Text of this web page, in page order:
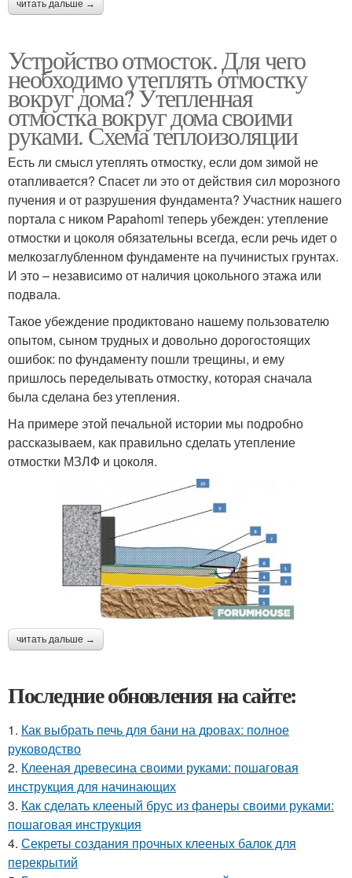
читать дальше →
Устройство отмосток. Для чего
необходимо утеплять отмостку
вокруг дома? Утепленная
отмостка вокруг дома своими
руками. Схема теплоизоляции
Есть ли смысл утеплять отмостку, если дом зимой не
отапливается? Спасет ли это от действия сил морозного
пучения и от разрушения фундамента? Участник нашего
портала с ником Papahomi теперь убежден: утепление
отмостки и цоколя обязательны всегда, если речь идет о
мелкозаглубленном фундаменте на пучинистых грунтах.
И это – независимо от наличия цокольного этажа или
подвала.
Такое убеждение продиктовано нашему пользователю
опытом, сыном трудных и довольно дорогостоящих
ошибок: по фундаменту пошли трещины, и ему
пришлось переделывать отмостку, которая сначала
была сделана без утепления.
На примере этой печальной истории мы подробно
рассказываем, как правильно сделать утепление
отмостки МЗЛФ и цоколя.
читать дальше →
Последние обновления на сайте:
1. Как выбрать печь для бани на дровах: полное
руководство
2. Клееная древесина своими руками: пошаговая
инструкция для начинающих
3. Как сделать клееный брус из фанеры своими руками:
пошаговая инструкция
4. Секреты создания прочных клееных балок для
перекрытий